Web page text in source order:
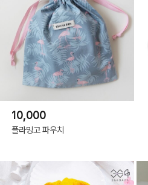
10,000
플라밍고 파우치